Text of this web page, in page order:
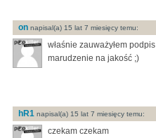
on napisal(a) 15 lat 7 miesięcy temu:
właśnie zauważyłem
marudzenie na jakość ;)
hR1 napisal(a) 15 lat 7 miesięcy temu:
czekam czekam